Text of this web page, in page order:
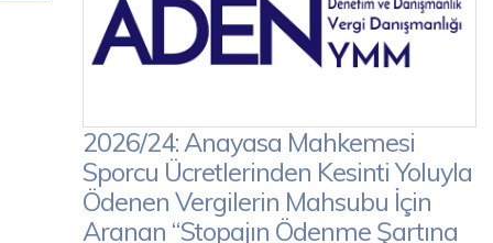
2026/24: Anayasa Mahkemesi
Sporcu Ücretlerinden Kesinti Yoluyla
Ödenen Vergilerin Mahsubu İçin
Aranan “Stopajın Ödenme Şartına